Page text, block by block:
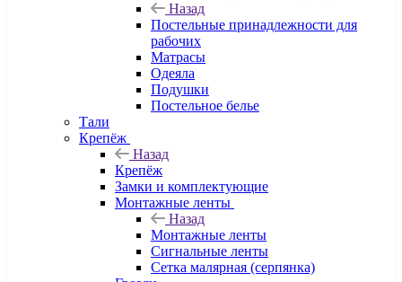
Назад
Постельные принадлежности для
рабочих
Матрасы
Одеяла
Подушки
Постельное белье
Тали
Крепёж
Назад
Крепёж
Замки и комплектующие
Монтажные ленты
Назад
Монтажные ленты
Сигнальные ленты
Сетка малярная (серпянка)